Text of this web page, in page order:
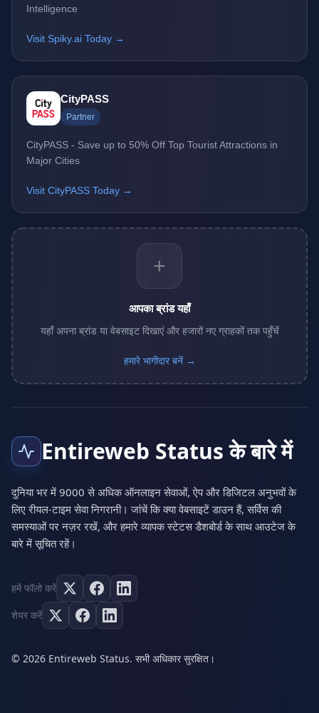
Intelligence
Visit Spiky.ai Today →
CityPASS
Partner
CityPASS - Save up to 50% Off Top Tourist Attractions in
Major Cities
Visit CityPASS Today →
+
आपका ब्रांड यहाँ
यहाँ अपना ब्रांड या वेबसाइट दिखाएं और हजारों नए ग्राहकों तक पहुँचें
हमारे भागीदार बनें →
Entireweb Status के बारे में
दुनिया भर में 9000 से अधिक ऑनलाइन सेवाओं, ऐप और डिजिटल अनुभवों के
लिए रीयल-टाइम सेवा निगरानी। जांचें कि क्या वेबसाइटें डाउन हैं, सर्विस की
समस्याओं पर नज़र रखें, और हमारे व्यापक स्टेटस डैशबोर्ड के साथ आउटेज के
बारे में सूचित रहें।
हमें फॉलो करें
शेयर करें
© 2026 Entireweb Status. सभी अधिकार सुरक्षित।